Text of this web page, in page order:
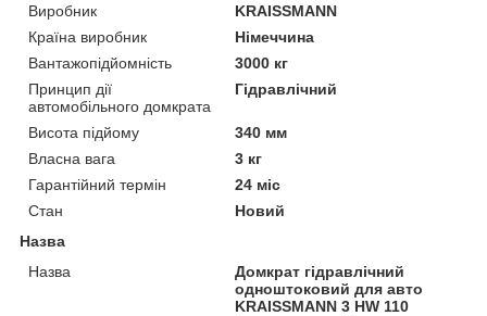
Виробник
KRAISSMANN
Країна виробник
Німеччина
Вантажопідйомність
3000 кг
Принцип дії
автомобільного домкрата
Гідравлічний
Висота підйому
340 мм
Власна вага
3 кг
Гарантійний термін
24 міс
Стан
Новий
Назва
Назва
Домкрат гідравлічний
одноштоковий для авто
KRAISSMANN 3 HW 110